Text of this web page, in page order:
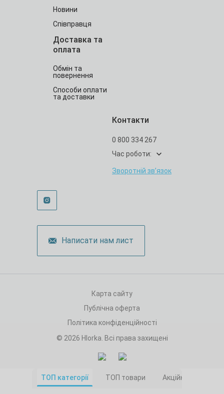
Написати нам лист
Новини
Співправця
Доставка та
оплата
Обмін та
повернення
Способи оплати
та доставки
Контакти
0 800 334 267
Час роботи:
Зворотній зв’язок
Карта сайту
Публічна оферта
Політика конфіденційності
© 2026 Hlorka. Всі права захищені
ТОП категорії ТОП товари Акційні товари